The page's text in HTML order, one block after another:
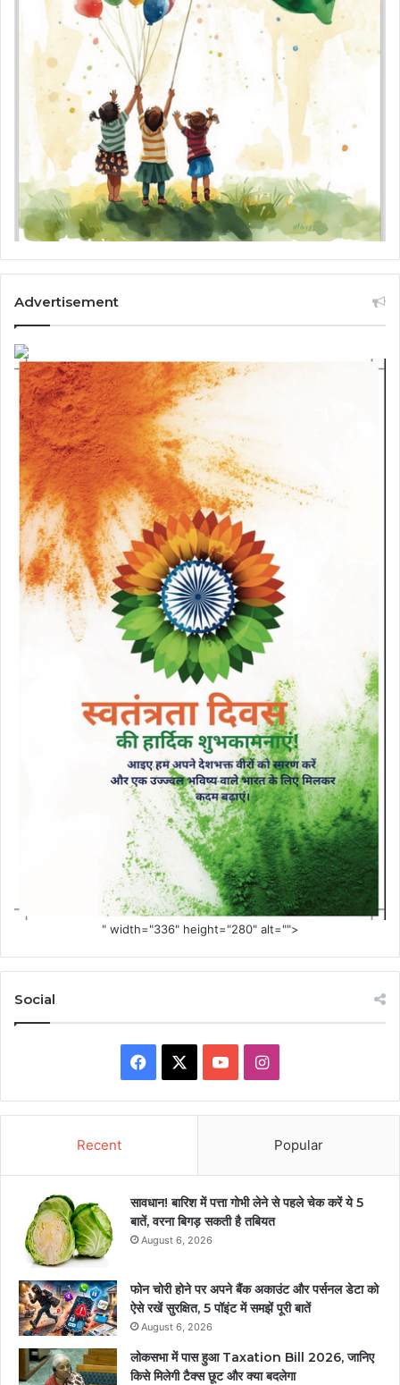
Advertisement
" width="336" height="280" alt="">
Social
Facebook YouTubeInstagram
Recent Popular
सावधान! बारिश में पत्ता गोभी लेने से पहले चेक करें ये 5
बातें, वरना बिगड़ सकती है तबियत
August 6, 2026
फोन चोरी होने पर अपने बैंक अकाउंट और पर्सनल डेटा को
ऐसे रखें सुरक्षित, 5 पॉइंट में समझें पूरी बातें
August 6, 2026
लोकसभा में पास हुआ Taxation Bill 2026, जानिए
किसे मिलेगी टैक्स छूट और क्या बदलेगा